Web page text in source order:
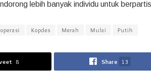
lebih banyak individu untuk
Kopdes Merah Mulai Putih
8 Share 13